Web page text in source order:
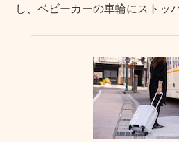
し、ベビーカーの車輪にストッ